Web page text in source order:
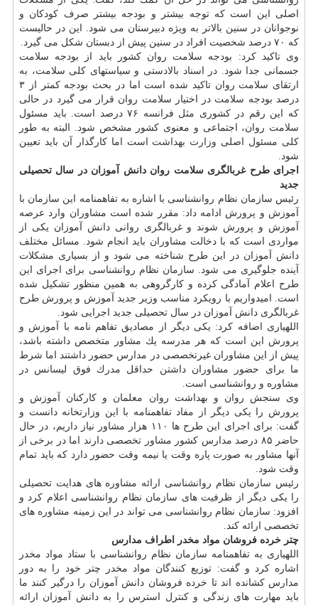
اصلی این است كه توجه بیشتر و بودجه بیشتر صرف كودكان و
نوجوانان در سنین بالاتر به ویژه دبیرستان می شود. این در حالیست
كه ۷۰ درصد شخصیت افراد در سنین پیش از دبستان شكل می گیرد.
وی تاكید كرد: بودجه سلامت روان كشور باید از بودجه سلامت
جسمانی جدا شود. در اسناد بالادستی و سیاستهای كلی سلامت، به
ارتقای سلامت روان تاكید شده است اما در بحث بودجه كمتر از ۳
درصد بودجه سلامت در اختیار سلامت روان قرار می گیرد در حالی
كه این رقم در كشوری مثل فرانسه ۷۶ درصد است. باید مسئول
سلامت روان، اجتماعی و معنوی كشور مشخص شود. البته به طور
كلی مسئول اصلی وزارت بهداشت است اما كارگذار آن باید تعیین
شود.
اجرای طرح غربالگری سلامت روان دانش آموزان در سال تحصیلی
جدید
رئیس سازمان نظام روانشناسی با اشاره به تفاهمنامه این سازمان با
آموزش و پرورش ادامه داد: مقرر شده است مشاوران وارد عرصه
آموزش و پرورش شوند و غربالگری روانی دانش آموزان یكی از
مواردی است كه با دخالت مشاوران باید انجام شود. مسائل مختلف
دانش آموزان در این طرح شناخته می شود و از بسیاری مشكلات
آینده جلوگیری می شود. سازمان نظام روانشناسی برای اجرای این
طرح اعلام آمادگی كرده و كارگروهی به همین منظور تشكیل شده
است. امیدواریم با رویكرد مناسب وزیر جدید آموزش و پرورش طرح
غربالگری دانش آموزان در سال تحصیلی جدید اجرایی شود.
اللهیاری اضافه كرد: یكی دیگر از مصادیق تفاهم نامه با آموزش و
پرورش این است كه هر مدرسه یك مشاور متخصص داشته باشد،
پیش از این مشاوران غیرتخصصی در مدارس حضور داشتند اما شرط
ما برای حضور مشاوران داشتن حداقل مدرك فوق لیسانس در
مشاوره و روانشناسی است.
وی سنجش روان و بهداشت روان معلمان و كاركنان آموزش و
پرورش را یكی دیگر از مفاد تفاهمنامه با این وزارتخانه دانست و
گفت: برای اجرای این طرح ها ۱۱۰ هزار مشاور نیاز داریم، در حال
حاضر ۸۵ درصد مدارس كشور مشاور تخصصی دارند اما در برخی از
آنها مشاور به صورت پاره وقت یا نیمه وقت حضور دارد كه باید تمام
وقت شود.
رئیس سازمان نظام روانشناسی ارائه مشاوره های هدایت تحصیلی
را یكی دیگر از ظرفیت های سازمان نظام روانشناسی اعلام كرد و
افزود: سازمان نظام روانشناسی می تواند در این زمینه مشاوره های
تخصصی ارائه كند.
چتر خرده فروشان مواد مخدر اطراف مدارس
اللهیاری به تفاهمنامه سازمان نظام روانشناسی با ستاد مواد مخدر
اشاره كرد و گفت: توزیع كنندگان مواد مخدر چتر خود را به دور
مدارس كشانده اند تا خرده فروشان دانش آموزان را درگیر كنند ما
باید مهارت های زندگی و كنترل استرس را به دانش آموزان ارائه